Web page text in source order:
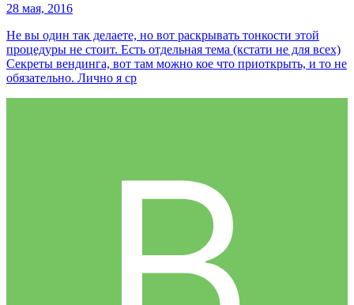
28 мая, 2016
Не вы один так делаете, но вот раскрывать тонкости этой
процедуры не стоит. Есть отдельная тема (кстати не для всех)
Секреты вендинга, вот там можно кое что приоткрыть, и то не
обязательно. Лично я ср